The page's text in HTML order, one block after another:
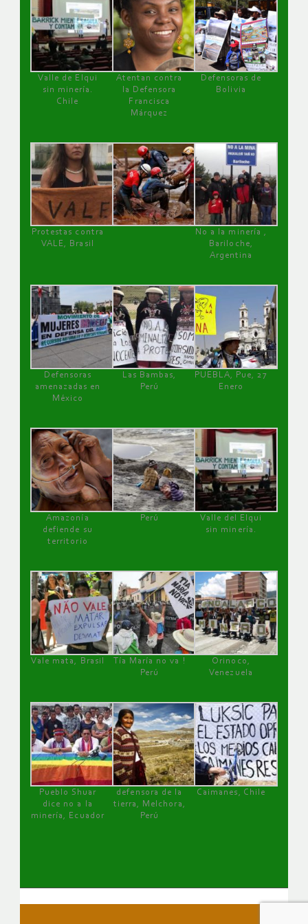
Valle de Elqui
sin minería.
Chile
Atentan contra
la Defensora
Francisca
Márquez
Defensoras de
Bolivia
Protestas contra
VALE, Brasil
No a la minería ,
Bariloche,
Argentina
Defensoras
amenazadas en
México
Las Bambas,
Perú
PUEBLA, Pue, 27
Enero
Amazonía
defiende su
territorio
Perú
Valle del Elqui
sin minería.
Vale mata, Brasil
Tía María no va !
Perú
Orinoco,
Venezuela
Pueblo Shuar
dice no a la
minería, Ecuador
defensora de la
tierra, Melchora,
Perú
Caimanes, Chile